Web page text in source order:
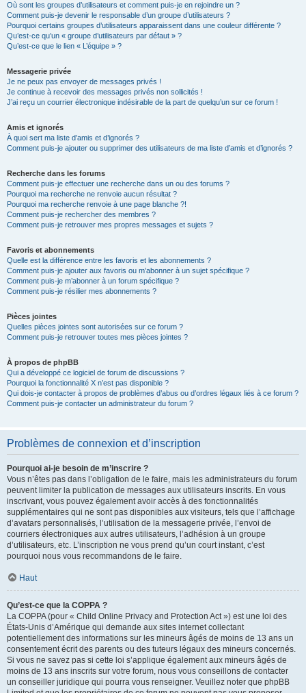
Où sont les groupes d’utilisateurs et comment puis-je en rejoindre un ?
Comment puis-je devenir le responsable d’un groupe d’utilisateurs ?
Pourquoi certains groupes d’utilisateurs apparaissent dans une couleur différente ?
Qu’est-ce qu’un « groupe d’utilisateurs par défaut » ?
Qu’est-ce que le lien « L’équipe » ?
Messagerie privée
Je ne peux pas envoyer de messages privés !
Je continue à recevoir des messages privés non sollicités !
J’ai reçu un courrier électronique indésirable de la part de quelqu’un sur ce forum !
Amis et ignorés
À quoi sert ma liste d’amis et d’ignorés ?
Comment puis-je ajouter ou supprimer des utilisateurs de ma liste d’amis et d’ignorés ?
Recherche dans les forums
Comment puis-je effectuer une recherche dans un ou des forums ?
Pourquoi ma recherche ne renvoie aucun résultat ?
Pourquoi ma recherche renvoie à une page blanche ?!
Comment puis-je rechercher des membres ?
Comment puis-je retrouver mes propres messages et sujets ?
Favoris et abonnements
Quelle est la différence entre les favoris et les abonnements ?
Comment puis-je ajouter aux favoris ou m’abonner à un sujet spécifique ?
Comment puis-je m’abonner à un forum spécifique ?
Comment puis-je résilier mes abonnements ?
Pièces jointes
Quelles pièces jointes sont autorisées sur ce forum ?
Comment puis-je retrouver toutes mes pièces jointes ?
À propos de phpBB
Qui a développé ce logiciel de forum de discussions ?
Pourquoi la fonctionnalité X n’est pas disponible ?
Qui dois-je contacter à propos de problèmes d’abus ou d’ordres légaux liés à ce forum ?
Comment puis-je contacter un administrateur du forum ?
Problèmes de connexion et d’inscription
Pourquoi ai-je besoin de m’inscrire ?
Vous n’êtes pas dans l’obligation de le faire, mais les administrateurs du forum
peuvent limiter la publication de messages aux utilisateurs inscrits. En vous
inscrivant, vous pouvez également avoir accès à des fonctionnalités
supplémentaires qui ne sont pas disponibles aux visiteurs, tels que l’affichage
d’avatars personnalisés, l’utilisation de la messagerie privée, l’envoi de
courriers électroniques aux autres utilisateurs, l’adhésion à un groupe
d’utilisateurs, etc. L’inscription ne vous prend qu’un court instant, c’est
pourquoi nous vous recommandons de le faire.
Haut
Qu’est-ce que la COPPA ?
La COPPA (pour « Child Online Privacy and Protection Act ») est une loi des
États-Unis d’Amérique qui demande aux sites internet collectant
potentiellement des informations sur les mineurs âgés de moins de 13 ans un
consentement écrit des parents ou des tuteurs légaux des mineurs concernés.
Si vous ne savez pas si cette loi s’applique également aux mineurs âgés de
moins de 13 ans inscrits sur votre forum, nous vous conseillons de contacter
un conseiller juridique qui pourra vous renseigner. Veuillez noter que phpBB